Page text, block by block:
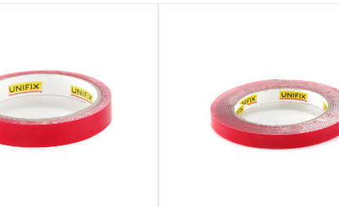
PA-1125